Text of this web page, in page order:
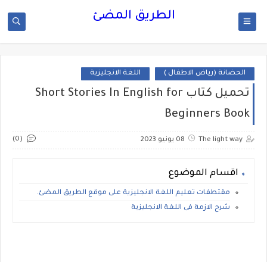
الطريق المضئ
الحضانة (رياض الاطفال ) اللغة الانجليزية
تحميل كتاب Short Stories In English for
Beginners Book
The light way 08 يونيو 2023 (0)
اقسام الموضوع
مقتطفات تعليم اللغة الانجليزية على موقع الطريق المضئ.
شرح الازمة فى اللغة الانجليزية